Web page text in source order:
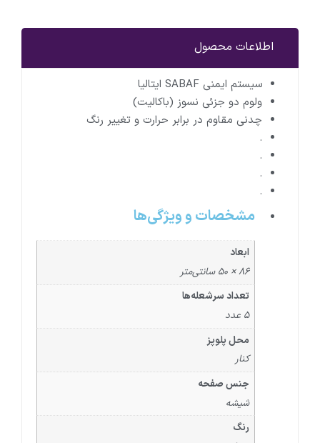
اطلاعات محصول
سیستم ایمنی SABAF ایتالیا
ولوم دو جزئی نسوز (باکالیت)
چدنی مقاوم در برابر حرارت و تغییر رنگ
.
.
.
.
مشخصات و ویژگی‌ها
ابعاد
86 × 50 سانتی‌متر
تعداد سرشعله‌ها
5 عدد
محل پلوپز
کنار
جنس صفحه
شیشه
رنگ